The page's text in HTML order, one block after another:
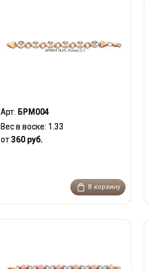
Арт. БРМ004
Вес в воске: 1.33
от360 руб.
В корзину